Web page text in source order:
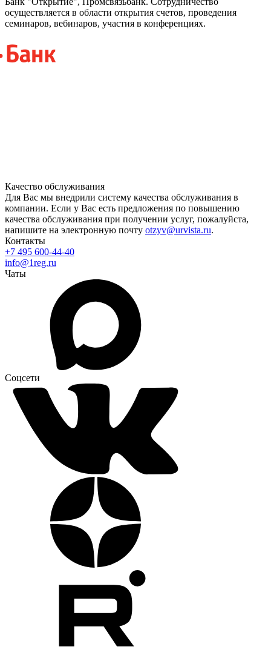
осуществляется в области открытия счетов, проведения
семинаров, вебинаров, участия в конференциях.
Качество обслуживания
Для Вас мы внедрили систему качества обслуживания в
компании. Если у Вас есть предложения по повышению
качества обслуживания при получении услуг, пожалуйста,
напишите на электронную почту otzyv@urvista.ru.
Контакты
+7 495 600-44-40
info@1reg.ru
Чаты
Соцсети